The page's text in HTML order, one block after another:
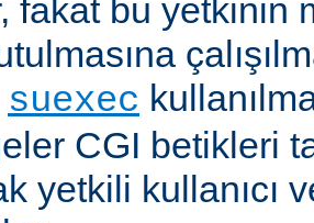
fakat bu yetkinin
suexec
CGI betikleri
yetkili kullanıcı